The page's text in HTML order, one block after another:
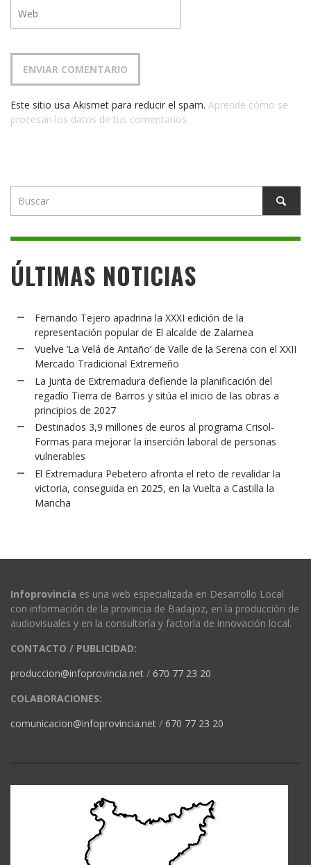
Este sitio usa Akismet para reducir el spam. Aprende cómo se
procesan los datos de tus comentarios.
ÚLTIMAS NOTICIAS
Fernando Tejero apadrina la XXXI edición de la
representación popular de El alcalde de Zalamea
Vuelve ‘La Velá de Antaño’ de Valle de la Serena con el XXII
Mercado Tradicional Extremeño
La Junta de Extremadura defiende la planificación del
regadío Tierra de Barros y sitúa el inicio de las obras a
principios de 2027
Destinados 3,9 millones de euros al programa Crisol-
Formas para mejorar la inserción laboral de personas
vulnerables
El Extremadura Pebetero afronta el reto de revalidar la
victoria, conseguida en 2025, en la Vuelta a Castilla la
Mancha
Infoprovincia es una web especializada en Desarrollo Local
con información de la provincia de Badajoz, en la producción de
audiovisuales y en la consultoría y factoría de innovación local.
CONTACTO / PUBLICIDAD:
produccion@infoprovincia.net / 670 77 23 20
COLABORACIONES:
comunicacion@infoprovincia.net / 670 77 23 20